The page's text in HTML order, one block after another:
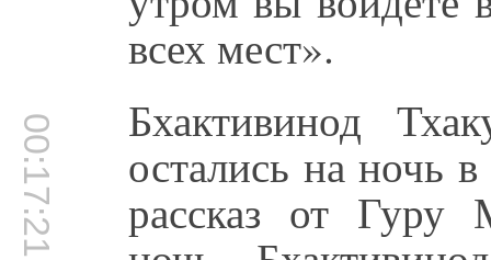
всех мест».
00:17:21 Бхактивинод
остались на ночь
рассказ от Гуру